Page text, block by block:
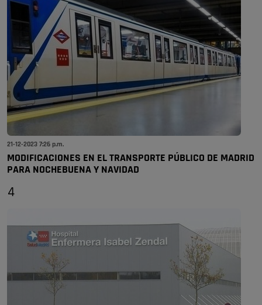
21-12-2023 7:26 p.m.
MODIFICACIONES EN EL TRANSPORTE PÚBLICO DE MADRID
PARA NOCHEBUENA Y NAVIDAD
4